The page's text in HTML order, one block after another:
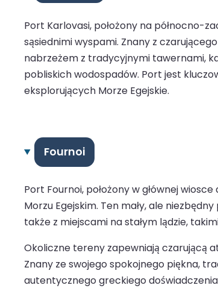
Port Karlovasi, położony na północno-
sąsiednimi wyspami. Znany z
nabrzeżem z tradycyjnymi tawernami,
pobliskich wodospadów. Port jest
eksplorujących Morze Egejskie.
Fournoi
Port Fournoi, położony w głównej
Morzu Egejskim. Ten mały, ale
także z miejscami na stałym lądzie,
Okoliczne tereny zapewniają czarującą
Znany ze swojego spokojnego piękna,
autentycznego greckiego